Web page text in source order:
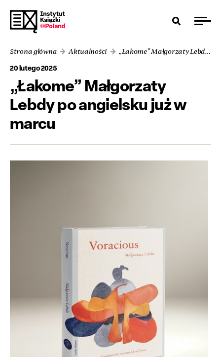
Strona główna Aktualności „Łakome” Małgorzaty Lebdy po angielsku już w marcu
20 lutego 2025
„Łakome” Małgorzaty
Lebdy po angielsku już w
marcu